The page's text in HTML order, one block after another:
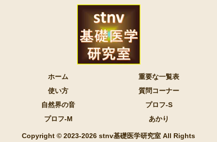
ホーム
重要な一覧表
使い方
質問コーナー
自然界の音
プロフ-S
プロフ-M
あかり
Copyright © 2023-2026 stnv基礎医学研究室 All Rights